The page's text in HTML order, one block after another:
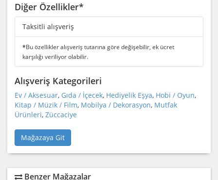
Diğer Özellikler*
Taksitli alışveriş
*Bu özellikler alışveriş tutarına göre değişebilir, ek ücret
karşılığı veriliyor olabilir.
Alışveriş Kategorileri
Ev / Aksesuar, Gıda / İçecek, Hediyelik Eşya, Hobi / Oyun,
Kitap / Müzik / Film, Mobilya / Dekorasyon, Mutfak
Ürünleri, Züccaciye
Mağazaya Git
Benzer Mağazalar